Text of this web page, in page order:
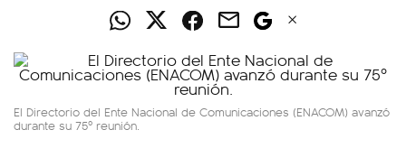
El Directorio del Ente Nacional de Comunicaciones (ENACOM) avanzó
durante su 75º reunión.